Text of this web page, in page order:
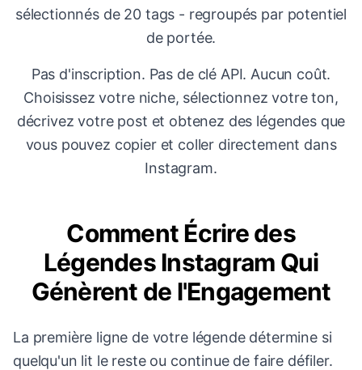
sélectionnés de 20 tags - regroupés par potentiel
de portée.
Pas d'inscription. Pas de clé API. Aucun coût.
Choisissez votre niche, sélectionnez votre ton,
décrivez votre post et obtenez des légendes que
vous pouvez copier et coller directement dans
Instagram.
Comment Écrire des
Légendes Instagram Qui
Génèrent de l'Engagement
La première ligne de votre légende détermine si
quelqu'un lit le reste ou continue de faire défiler.